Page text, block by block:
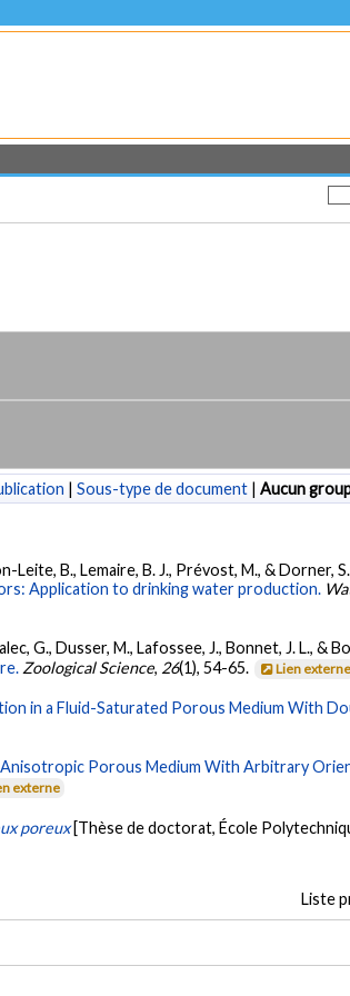
| Sous-type de document | Aucun
Leite, B., Lemaire, B. J., Prévost, M., & Dorner,
Application to drinking water production.
G., Dusser, M., Lafossee, J., Bonnet, J. L., &
Zoological Science, 26(1), 54-65. Lien externe
in a Fluid-Saturated Porous Medium With
Porous Medium With Arbitrary
externe
poreux [Thèse de doctorat, École
Liste